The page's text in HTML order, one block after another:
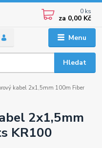
Menu
Hledat
0 ks
za 0,00 Kč
kabel 2x1,5mm 100m Fiber
2x1,5mm
KR100